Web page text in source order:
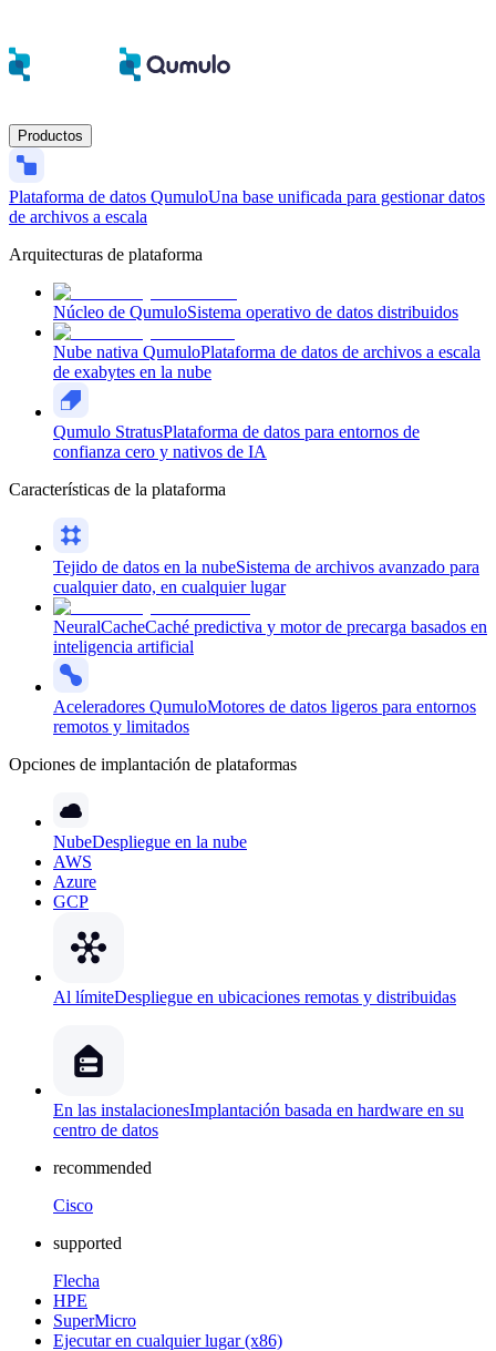
Productos
Plataforma de datos QumuloUna base unificada para gestionar datos
de archivos a escala
Arquitecturas de plataforma
Núcleo de QumuloSistema operativo de datos distribuidos
Nube nativa QumuloPlataforma de datos de archivos a escala
de exabytes en la nube
Qumulo StratusPlataforma de datos para entornos de
confianza cero y nativos de IA
Características de la plataforma
Tejido de datos en la nubeSistema de archivos avanzado para
cualquier dato, en cualquier lugar
NeuralCacheCaché predictiva y motor de precarga basados en
inteligencia artificial
Aceleradores QumuloMotores de datos ligeros para entornos
remotos y limitados
Opciones de implantación de plataformas
NubeDespliegue en la nube
AWS
Azure
GCP
Al límiteDespliegue en ubicaciones remotas y distribuidas
En las instalacionesImplantación basada en hardware en su
centro de datos
recommended
Cisco
supported
Flecha
HPE
SuperMicro
Ejecutar en cualquier lugar (x86)